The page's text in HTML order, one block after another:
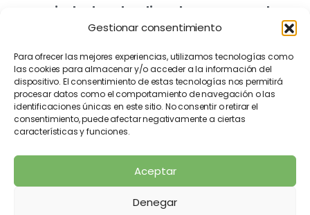
Gestionar consentimiento
Para ofrecer las mejores experiencias, utilizamos tecnologías como
las cookies para almacenar y/o acceder a la información del
dispositivo. El consentimiento de estas tecnologías nos permitirá
procesar datos como el comportamiento de navegación o las
identificaciones únicas en este sitio. No consentir o retirar el
consentimiento, puede afectar negativamente a ciertas
características y funciones.
Aceptar
Denegar
variedades de olivo de campo y de
vivero.
Política de Cookies
Política de Privacidad